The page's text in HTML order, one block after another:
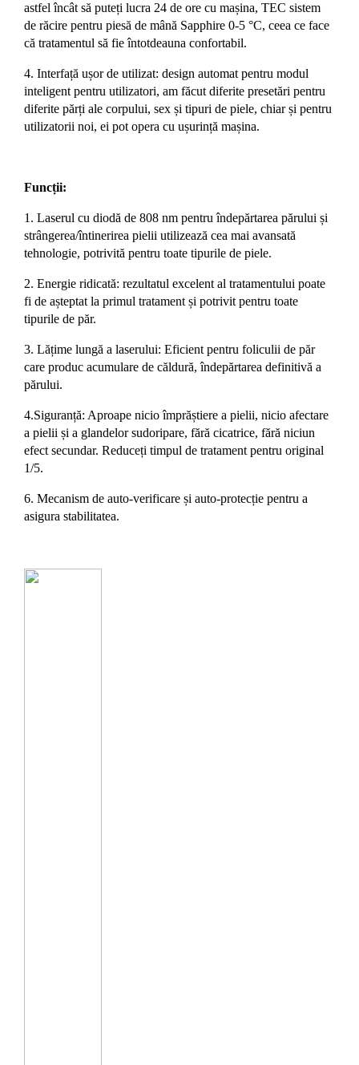
astfel încât să puteți lucra 24 de ore cu mașina, TEC sistem
de răcire pentru piesă de mână Sapphire 0-5 °C, ceea ce face
că tratamentul să fie întotdeauna confortabil.
4. Interfață ușor de utilizat: design automat pentru modul
inteligent pentru utilizatori, am făcut diferite presetări pentru
diferite părți ale corpului, sex și tipuri de piele, chiar și pentru
utilizatorii noi, ei pot opera cu ușurință mașina.
Funcții:
1. Laserul cu diodă de 808 nm pentru îndepărtarea părului și
strângerea/întinerirea pielii utilizează cea mai avansată
tehnologie, potrivită pentru toate tipurile de piele.
2. Energie ridicată: rezultatul excelent al tratamentului poate
fi de așteptat la primul tratament și potrivit pentru toate
tipurile de păr.
3. Lățime lungă a laserului: Eficient pentru foliculii de păr
care produc acumulare de căldură, îndepărtarea definitivă a
părului.
4.Siguranță: Aproape nicio împrăștiere a pielii, nicio afectare
a pielii și a glandelor sudoripare, fără cicatrice, fără niciun
efect secundar. Reduceți timpul de tratament pentru original
1/5.
6. Mecanism de auto-verificare și auto-protecție pentru a
asigura stabilitatea.